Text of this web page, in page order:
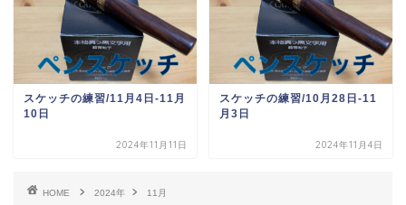
スケッチの練習/11月4日-11月
10日
2024年11月11日
スケッチの練習/10月28日-11
月3日
2024年11月4日
HOME 2024年 11月